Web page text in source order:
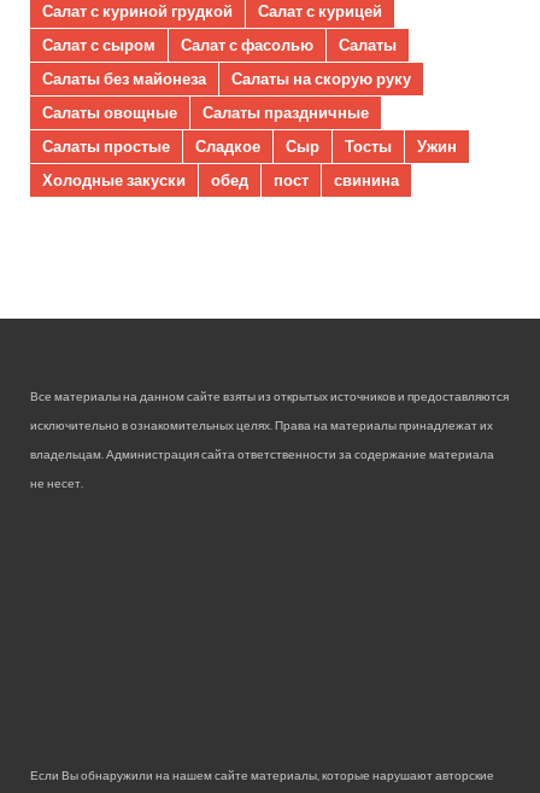
Салат с куриной грудкой
Салат с курицей
Салат с сыром
Салат с фасолью
Салаты
Салаты без майонеза
Салаты на скорую руку
Салаты овощные
Салаты праздничные
Салаты простые
Сладкое Сыр Тосты
Ужин
Холодные закуски
обед пост свинина
Все материалы на данном сайте взяты из открытых источников и предоставляются
исключительно в ознакомительных целях. Права на материалы принадлежат их
владельцам. Администрация сайта ответственности за содержание материала
не несет.
Если Вы обнаружили на нашем сайте материалы, которые нарушают авторские